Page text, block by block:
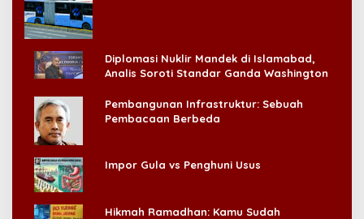
Diplomasi Nuklir Mandek di Islamabad,
Analis Soroti Standar Ganda Washington
Pembangunan Infrastruktur: Sebuah
Pembacaan Berbeda
Impor Gula vs Penghuni Usus
Hikmah Ramadhan: Kamu Sudah